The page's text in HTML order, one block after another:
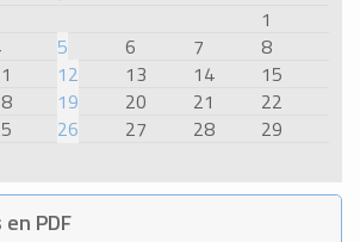
1
5 6 7
8
12 13 14
15
19 20 21
22
26 27 28
29
PDF